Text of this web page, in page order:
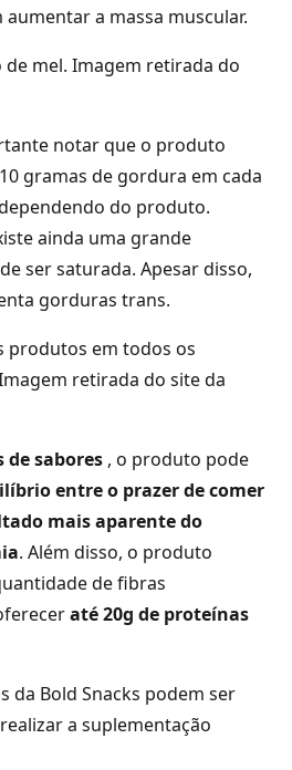
aumentar a massa muscular.
notar que o produto
gramas de gordura em cada
do produto.
ainda uma grande
ser saturada. Apesar disso,
gorduras trans.
de sabores , o produto pode
entre o prazer de comer
mais aparente do
. Além disso, o produto
de fibras
até 20g de proteínas
da Bold Snacks podem ser
a suplementação